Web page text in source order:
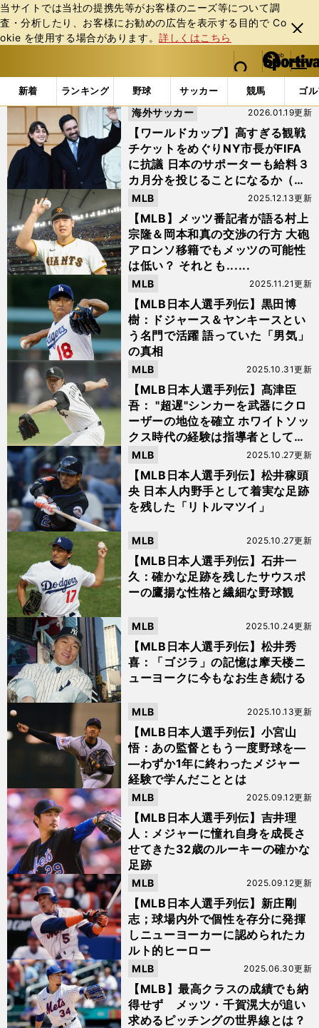
当サイトでは当社の提携先等がお客様のニーズ等について調
査・分析したり、お客様にお勧めの広告を表⽰する⽬的で Co
okie を使⽤する場合があります。詳しくはこちら
閉じ
る
web Sportiva (webスポルティーバ)
検索
マイペ
ー
ジ
メニュ
新着 ランキング 野球 サッカー 競馬 ゴ
b
ス
テ
ィ
ー
バ
「#ニューヨーク」の最新ニュース・ 情報
【ワールドカップ】高すぎる観戦
チケットをめぐりNY市長がFIFA
に抗議 日本のサポーターも給料３
カ月分を投じることになるか（チ
ケット料金表掲載）
2026.01.19更新
海外サッカー
【MLB】メッツ番記者が語る村上
宗隆＆岡本和真の交渉の行方 大砲
アロンソ移籍でもメッツの可能性
は低い？ それとも......
2025.12.13更新
MLB
【MLB日本人選手列伝】黒田博
樹：ドジャース＆ヤンキースとい
う名門で活躍 語っていた「男気」
の真相
2025.11.21更新
MLB
【MLB日本人選手列伝】髙津臣
吾： "超遅"シンカーを武器にクロ
ーザーの地位を確立 ホワイトソッ
クス時代の経験は指導者としての
糧に
2025.10.31更新
MLB
【MLB日本人選手列伝】松井稼頭
央 日本人内野手として着実な足跡
を残した「リトルマツイ」
2025.10.27更新
MLB
【MLB日本人選手列伝】石井一
久：確かな足跡を残したサウスポ
ーの鷹揚な性格と繊細な野球観
2025.10.27更新
MLB
【MLB日本人選手列伝】松井秀
喜：「ゴジラ」の記憶は摩天楼ニ
ューヨークに今もなお生き続ける
2025.10.24更新
MLB
【MLB日本人選手列伝】小宮山
悟：あの監督ともう一度野球を―
―わずか1年に終わったメジャー
経験で学んだこととは
2025.10.13更新
MLB
【MLB日本人選手列伝】吉井理
人：メジャーに憧れ自身を成長さ
せてきた32歳のルーキーの確かな
足跡
2025.09.12更新
MLB
【MLB日本人選手列伝】新庄剛
志；球場内外で個性を存分に発揮
しニューヨーカーに認められたカ
ルト的ヒーロー
2025.09.12更新
MLB
【MLB】最高クラスの成績でも納
得せず メッツ・千賀滉大が追い
求めるピッチングの世界線とは？
2025.06.30更新
MLB